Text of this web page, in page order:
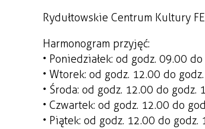
Rydułtowskie Centrum Kultury
Harmonogram przyjęć:
• Poniedziałek: od godz. 09.00
• Wtorek: od godz. 12.00 do
• Środa: od godz. 12.00 do godz.
• Czwartek: od godz. 12.00 do
• Piątek: od godz. 12.00 do godz.